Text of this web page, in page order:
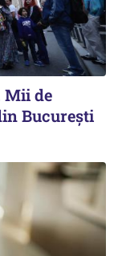
Mii de
Bucureşti